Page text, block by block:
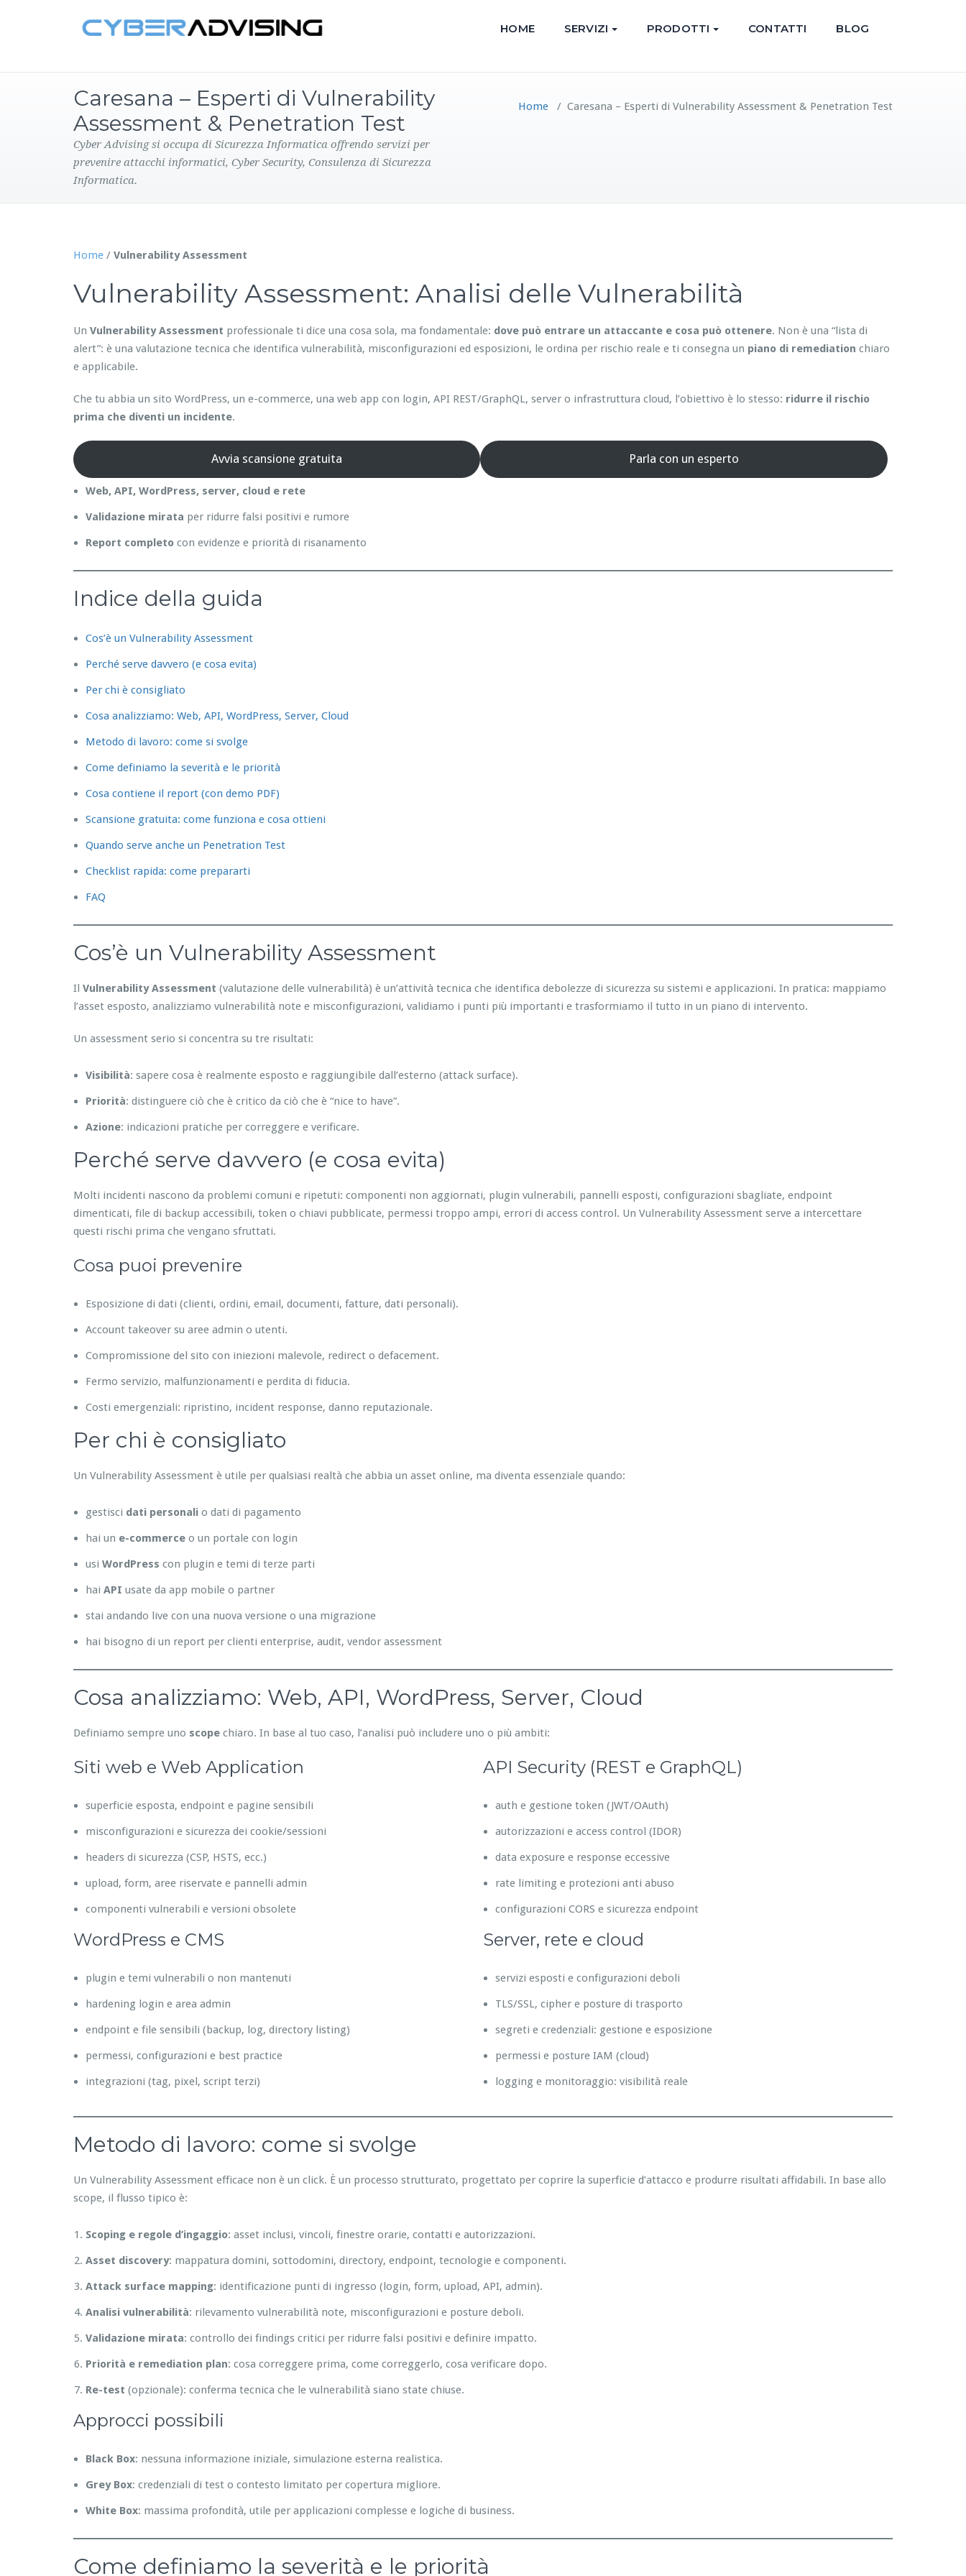
HOME SERVIZI PRODOTTI CONTATTI BLOG
Caresana – Esperti di Vulnerability
Assessment & Penetration Test
Cyber Advising si occupa di Sicurezza Informatica offrendo servizi per
prevenire attacchi informatici, Cyber Security, Consulenza di Sicurezza
Informatica.
Home / Caresana – Esperti di Vulnerability Assessment & Penetration Test
Home / Vulnerability Assessment
Vulnerability Assessment: Analisi delle Vulnerabilità
Un Vulnerability Assessment professionale ti dice una cosa sola, ma fondamentale: dove può entrare un attaccante e cosa può ottenere. Non è una “lista di
alert”: è una valutazione tecnica che identifica vulnerabilità, misconfigurazioni ed esposizioni, le ordina per rischio reale e ti consegna un piano di remediation chiaro
e applicabile.
Che tu abbia un sito WordPress, un e-commerce, una web app con login, API REST/GraphQL, server o infrastruttura cloud, l’obiettivo è lo stesso: ridurre il rischio
prima che diventi un incidente.
Avvia scansione gratuita Parla con un esperto
Web, API, WordPress, server, cloud e rete
Validazione mirata per ridurre falsi positivi e rumore
Report completo con evidenze e priorità di risanamento
Indice della guida
Cos’è un Vulnerability Assessment
Perché serve davvero (e cosa evita)
Per chi è consigliato
Cosa analizziamo: Web, API, WordPress, Server, Cloud
Metodo di lavoro: come si svolge
Come definiamo la severità e le priorità
Cosa contiene il report (con demo PDF)
Scansione gratuita: come funziona e cosa ottieni
Quando serve anche un Penetration Test
Checklist rapida: come prepararti
FAQ
Cos’è un Vulnerability Assessment
Il Vulnerability Assessment (valutazione delle vulnerabilità) è un’attività tecnica che identifica debolezze di sicurezza su sistemi e applicazioni. In pratica: mappiamo
l’asset esposto, analizziamo vulnerabilità note e misconfigurazioni, validiamo i punti più importanti e trasformiamo il tutto in un piano di intervento.
Un assessment serio si concentra su tre risultati:
Visibilità: sapere cosa è realmente esposto e raggiungibile dall’esterno (attack surface).
Priorità: distinguere ciò che è critico da ciò che è “nice to have”.
Azione: indicazioni pratiche per correggere e verificare.
Perché serve davvero (e cosa evita)
Molti incidenti nascono da problemi comuni e ripetuti: componenti non aggiornati, plugin vulnerabili, pannelli esposti, configurazioni sbagliate, endpoint
dimenticati, file di backup accessibili, token o chiavi pubblicate, permessi troppo ampi, errori di access control. Un Vulnerability Assessment serve a intercettare
questi rischi prima che vengano sfruttati.
Cosa puoi prevenire
Esposizione di dati (clienti, ordini, email, documenti, fatture, dati personali).
Account takeover su aree admin o utenti.
Compromissione del sito con iniezioni malevole, redirect o defacement.
Fermo servizio, malfunzionamenti e perdita di fiducia.
Costi emergenziali: ripristino, incident response, danno reputazionale.
Per chi è consigliato
Un Vulnerability Assessment è utile per qualsiasi realtà che abbia un asset online, ma diventa essenziale quando:
gestisci dati personali o dati di pagamento
hai un e-commerce o un portale con login
usi WordPress con plugin e temi di terze parti
hai API usate da app mobile o partner
stai andando live con una nuova versione o una migrazione
hai bisogno di un report per clienti enterprise, audit, vendor assessment
Cosa analizziamo: Web, API, WordPress, Server, Cloud
Definiamo sempre uno scope chiaro. In base al tuo caso, l’analisi può includere uno o più ambiti:
Siti web e Web Application
superficie esposta, endpoint e pagine sensibili
misconfigurazioni e sicurezza dei cookie/sessioni
headers di sicurezza (CSP, HSTS, ecc.)
upload, form, aree riservate e pannelli admin
componenti vulnerabili e versioni obsolete
API Security (REST e GraphQL)
auth e gestione token (JWT/OAuth)
autorizzazioni e access control (IDOR)
data exposure e response eccessive
rate limiting e protezioni anti abuso
configurazioni CORS e sicurezza endpoint
WordPress e CMS
plugin e temi vulnerabili o non mantenuti
hardening login e area admin
endpoint e file sensibili (backup, log, directory listing)
permessi, configurazioni e best practice
integrazioni (tag, pixel, script terzi)
Server, rete e cloud
servizi esposti e configurazioni deboli
TLS/SSL, cipher e posture di trasporto
segreti e credenziali: gestione e esposizione
permessi e posture IAM (cloud)
logging e monitoraggio: visibilità reale
Metodo di lavoro: come si svolge
Un Vulnerability Assessment efficace non è un click. È un processo strutturato, progettato per coprire la superficie d’attacco e produrre risultati affidabili. In base allo
scope, il flusso tipico è:
Scoping e regole d’ingaggio: asset inclusi, vincoli, finestre orarie, contatti e autorizzazioni.
Asset discovery: mappatura domini, sottodomini, directory, endpoint, tecnologie e componenti.
Attack surface mapping: identificazione punti di ingresso (login, form, upload, API, admin).
Analisi vulnerabilità: rilevamento vulnerabilità note, misconfigurazioni e posture deboli.
Validazione mirata: controllo dei findings critici per ridurre falsi positivi e definire impatto.
Priorità e remediation plan: cosa correggere prima, come correggerlo, cosa verificare dopo.
Re-test (opzionale): conferma tecnica che le vulnerabilità siano state chiuse.
Approcci possibili
Black Box: nessuna informazione iniziale, simulazione esterna realistica.
Grey Box: credenziali di test o contesto limitato per copertura migliore.
White Box: massima profondità, utile per applicazioni complesse e logiche di business.
Come definiamo la severità e le priorità